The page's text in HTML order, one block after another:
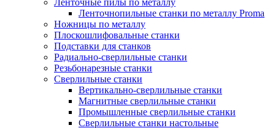
Ленточные пилы по металлу
Ленточнопильные станки по металлу Proma
Ножницы по металлу
Плоскошлифовальные станки
Подставки для станков
Радиально-сверлильные станки
Резьбонарезные станки
Сверлильные станки
Вертикально-сверлильные станки
Магнитные сверлильные станки
Промышленные сверлильные станки
Сверлильные станки настольные